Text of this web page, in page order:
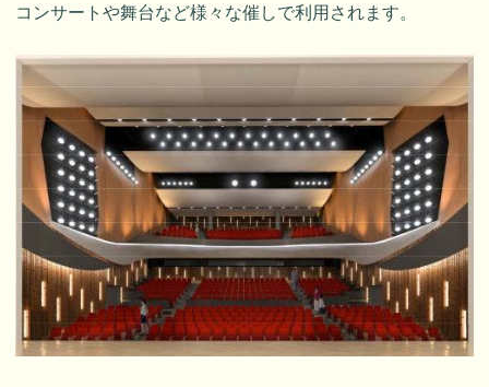
コンサートや舞台など様々な催しで利用されます。